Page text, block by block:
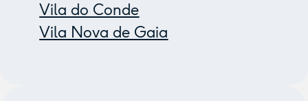
Vila do Conde
Vila Nova de Gaia